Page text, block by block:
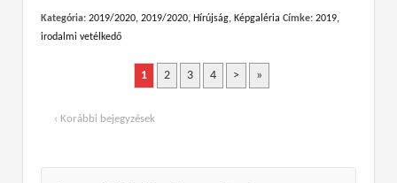
Kategória: 2019/2020, 2019/2020, Hírújság, Képgaléria Címke: 2019,
irodalmi vetélkedő
1 2 3 4 > »
‹ Korábbi bejegyzések